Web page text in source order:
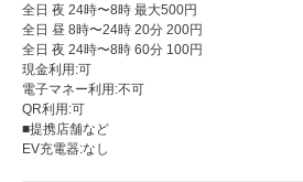
全日 夜 24時〜8時 最大500円
全日 昼 8時〜24時 20分 200円
全日 夜 24時〜8時 60分 100円
現金利用:可
電子マネー利用:不可
QR利用:可
■提携店舗など
EV充電器:なし